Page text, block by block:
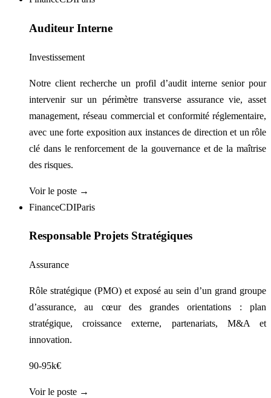
Auditeur Interne
Investissement
Notre client recherche un profil d’audit interne senior pour
intervenir sur un périmètre transverse assurance vie, asset
management, réseau commercial et conformité réglementaire,
avec une forte exposition aux instances de direction et un rôle
clé dans le renforcement de la gouvernance et de la maîtrise
des risques.
Voir le poste →
FinanceCDIParis
Responsable Projets Stratégiques
Assurance
Rôle stratégique (PMO) et exposé au sein d’un grand groupe
d’assurance, au cœur des grandes orientations : plan
stratégique, croissance externe, partenariats, M&A et
innovation.
90-95k€
Voir le poste →